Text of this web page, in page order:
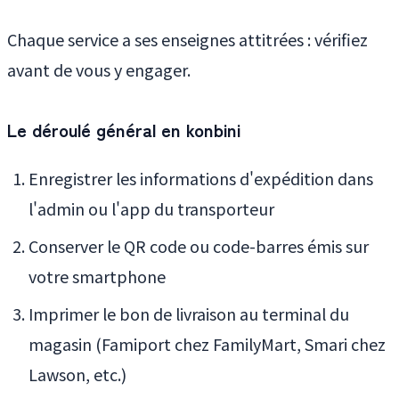
Chaque service a ses enseignes attitrées : vérifiez
avant de vous y engager.
Le déroulé général en konbini
Enregistrer les informations d'expédition dans
l'admin ou l'app du transporteur
Conserver le QR code ou code-barres émis sur
votre smartphone
Imprimer le bon de livraison au terminal du
magasin (Famiport chez FamilyMart, Smari chez
Lawson, etc.)